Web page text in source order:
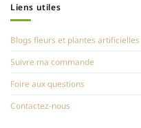
Liens utiles
Blogs fleurs et plantes artificielles
Suivre ma commande
Foire aux questions
Contactez-nous